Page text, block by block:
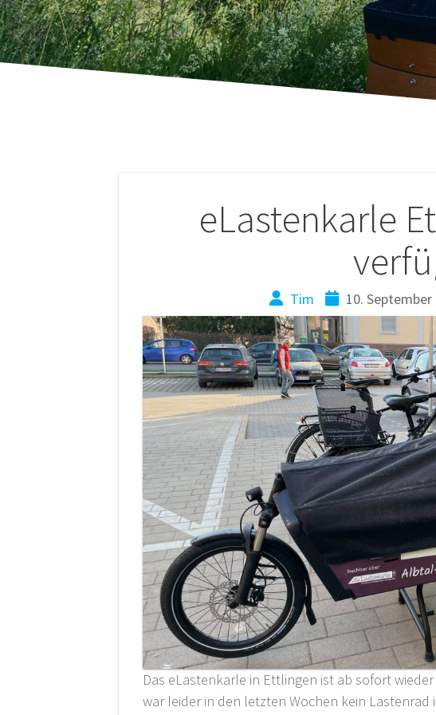
eLastenkarle
Tim 10. September
Das eLastenkarle in Ettlingen ist ab sofort
war leider in den letzten Wochen kein
Beitragsnavigation